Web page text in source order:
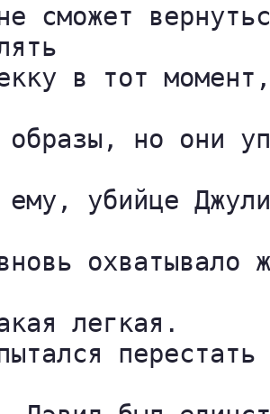
сможет
в тот
образы, но они
убийце
охватывало
легкая.